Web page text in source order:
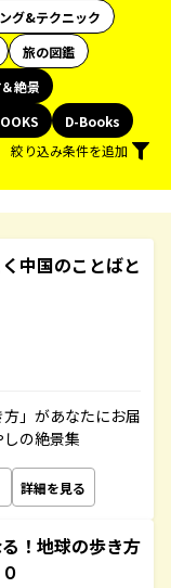
グ&テクニック
旅の図鑑
絶景
D-Books
絞り込み条件を追加
中国のことばと
」があなたにお届
の絶景集
詳細を見る
！地球の歩き方